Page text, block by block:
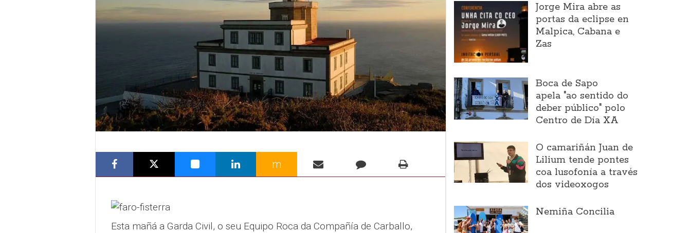
m
Esta mañá a Garda Civil, o seu Equipo Roca da Compañía de Carballo,
Jorge Mira abre as
portas da eclipse en
Malpica, Cabana e
Zas
Boca de Sapo
apela "ao sentido do
deber público" polo
Centro de Día XA
O camariñán Juan de
Lilium tende pontes
coa lusofonía a través
dos videoxogos
Nemiña Concilia